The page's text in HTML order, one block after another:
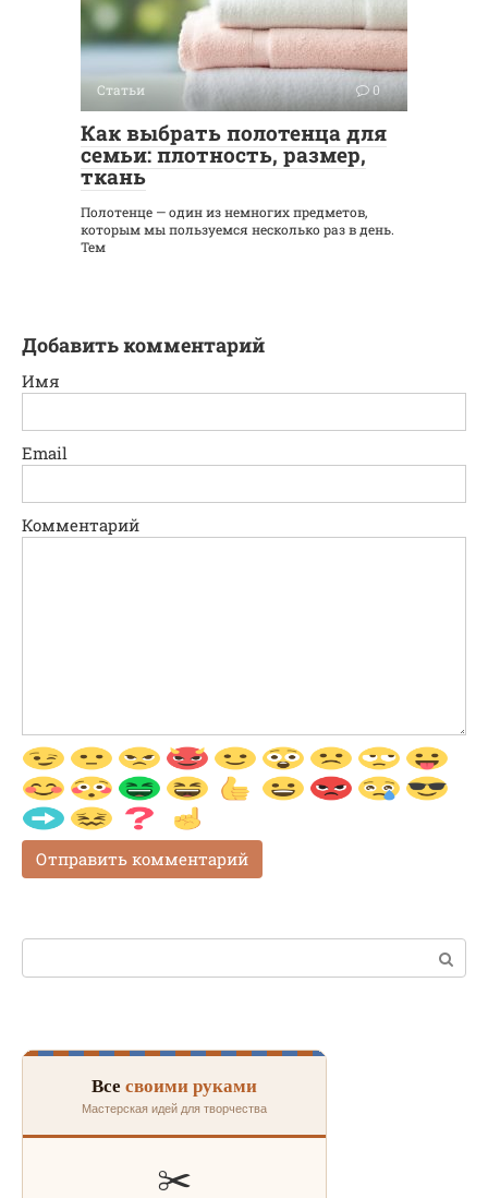
Статьи 0
Как выбрать полотенца для
семьи: плотность, размер,
ткань
Полотенце — один из немногих предметов,
которым мы пользуемся несколько раз в день.
Тем
Добавить комментарий
Имя
Email
Комментарий
Поиск:
Все своими руками
Мастерская идей для творчества
✂️